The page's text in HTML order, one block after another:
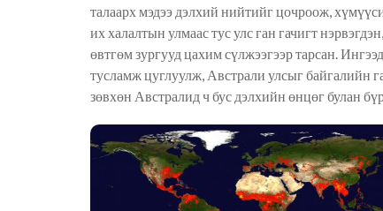
талаарх мэдээ дэлхий нийтийг цочроож,
их халалтын улмаас тус улс ган гачигт
өвтгөм зургууд цахим сүлжээгээр тарсан.
тусламж цуглуулж, Австрали улсыг байгалийн
зөвхөн Австралид ч бус дэлхийн өнцөг булан